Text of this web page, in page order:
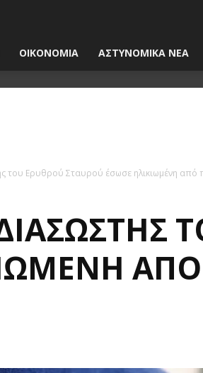
ΟΙΚΟΝΟΜΙΑ ΑΣΤΥΝΟΜΙΚΑ ΝΕΑ
του Ερυθρού Σταυρού έσωσε ηλικιωμένη από